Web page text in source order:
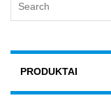
PRODUKTAI